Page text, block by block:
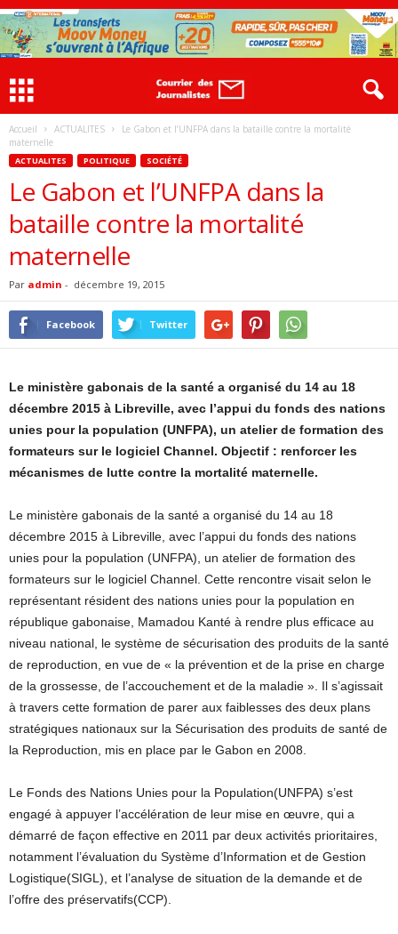
Accueil ACTUALITES
Le Gabon et l’UNFPA dans la bataille contre la mortalité
maternelle
ACTUALITES POLITIQUE SOCIÉTÉ
Le Gabon et l’UNFPA dans la
bataille contre la mortalité
maternelle
Par admin - décembre 19, 2015
Facebook Twitter
Le ministère gabonais de la santé a organisé du 14 au 18
décembre 2015 à Libreville, avec l’appui du fonds des nations
unies pour la population (UNFPA), un atelier de formation des
formateurs sur le logiciel Channel. Objectif : renforcer les
mécanismes de lutte contre la mortalité maternelle.
Le ministère gabonais de la santé a organisé du 14 au 18
décembre 2015 à Libreville, avec l’appui du fonds des nations
unies pour la population (UNFPA), un atelier de formation des
formateurs sur le logiciel Channel. Cette rencontre visait selon le
représentant résident des nations unies pour la population en
république gabonaise, Mamadou Kanté à rendre plus efficace au
niveau national, le système de sécurisation des produits de la santé
de reproduction, en vue de « la prévention et de la prise en charge
de la grossesse, de l’accouchement et de la maladie ». Il s’agissait
à travers cette formation de parer aux faiblesses des deux plans
stratégiques nationaux sur la Sécurisation des produits de santé de
la Reproduction, mis en place par le Gabon en 2008.
Le Fonds des Nations Unies pour la Population(UNFPA) s’est
engagé à appuyer l’accélération de leur mise en œuvre, qui a
démarré de façon effective en 2011 par deux activités prioritaires,
notamment l’évaluation du Système d’Information et de Gestion
Logistique(SIGL), et l’analyse de situation de la demande et de
l’offre des préservatifs(CCP).